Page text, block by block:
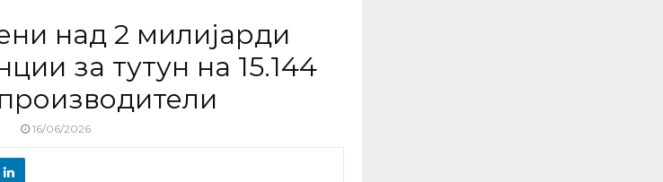
над 2 милијарди
за тутун на 15.144
16/06/2026